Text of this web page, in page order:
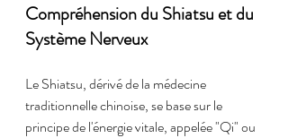
Compréhension du Shiatsu et du
Système Nerveux
Le Shiatsu, dérivé de la médecine
traditionnelle chinoise, se base sur le
principe de l'énergie vitale, appelée "Qi" ou